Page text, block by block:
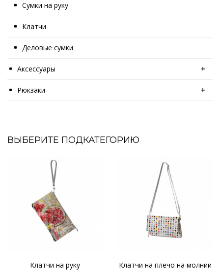
Сумки на руку
Клатчи
Деловые сумки
Аксессуары +
Рюкзаки +
ВЫБЕРИТЕ ПОДКАТЕГОРИЮ
Клатчи на руку Клатчи на плечо на молнии